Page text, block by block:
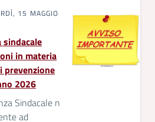
15 MAGGIO
sindacale
in materia
prevenzione
2026
Sindacale n
ad